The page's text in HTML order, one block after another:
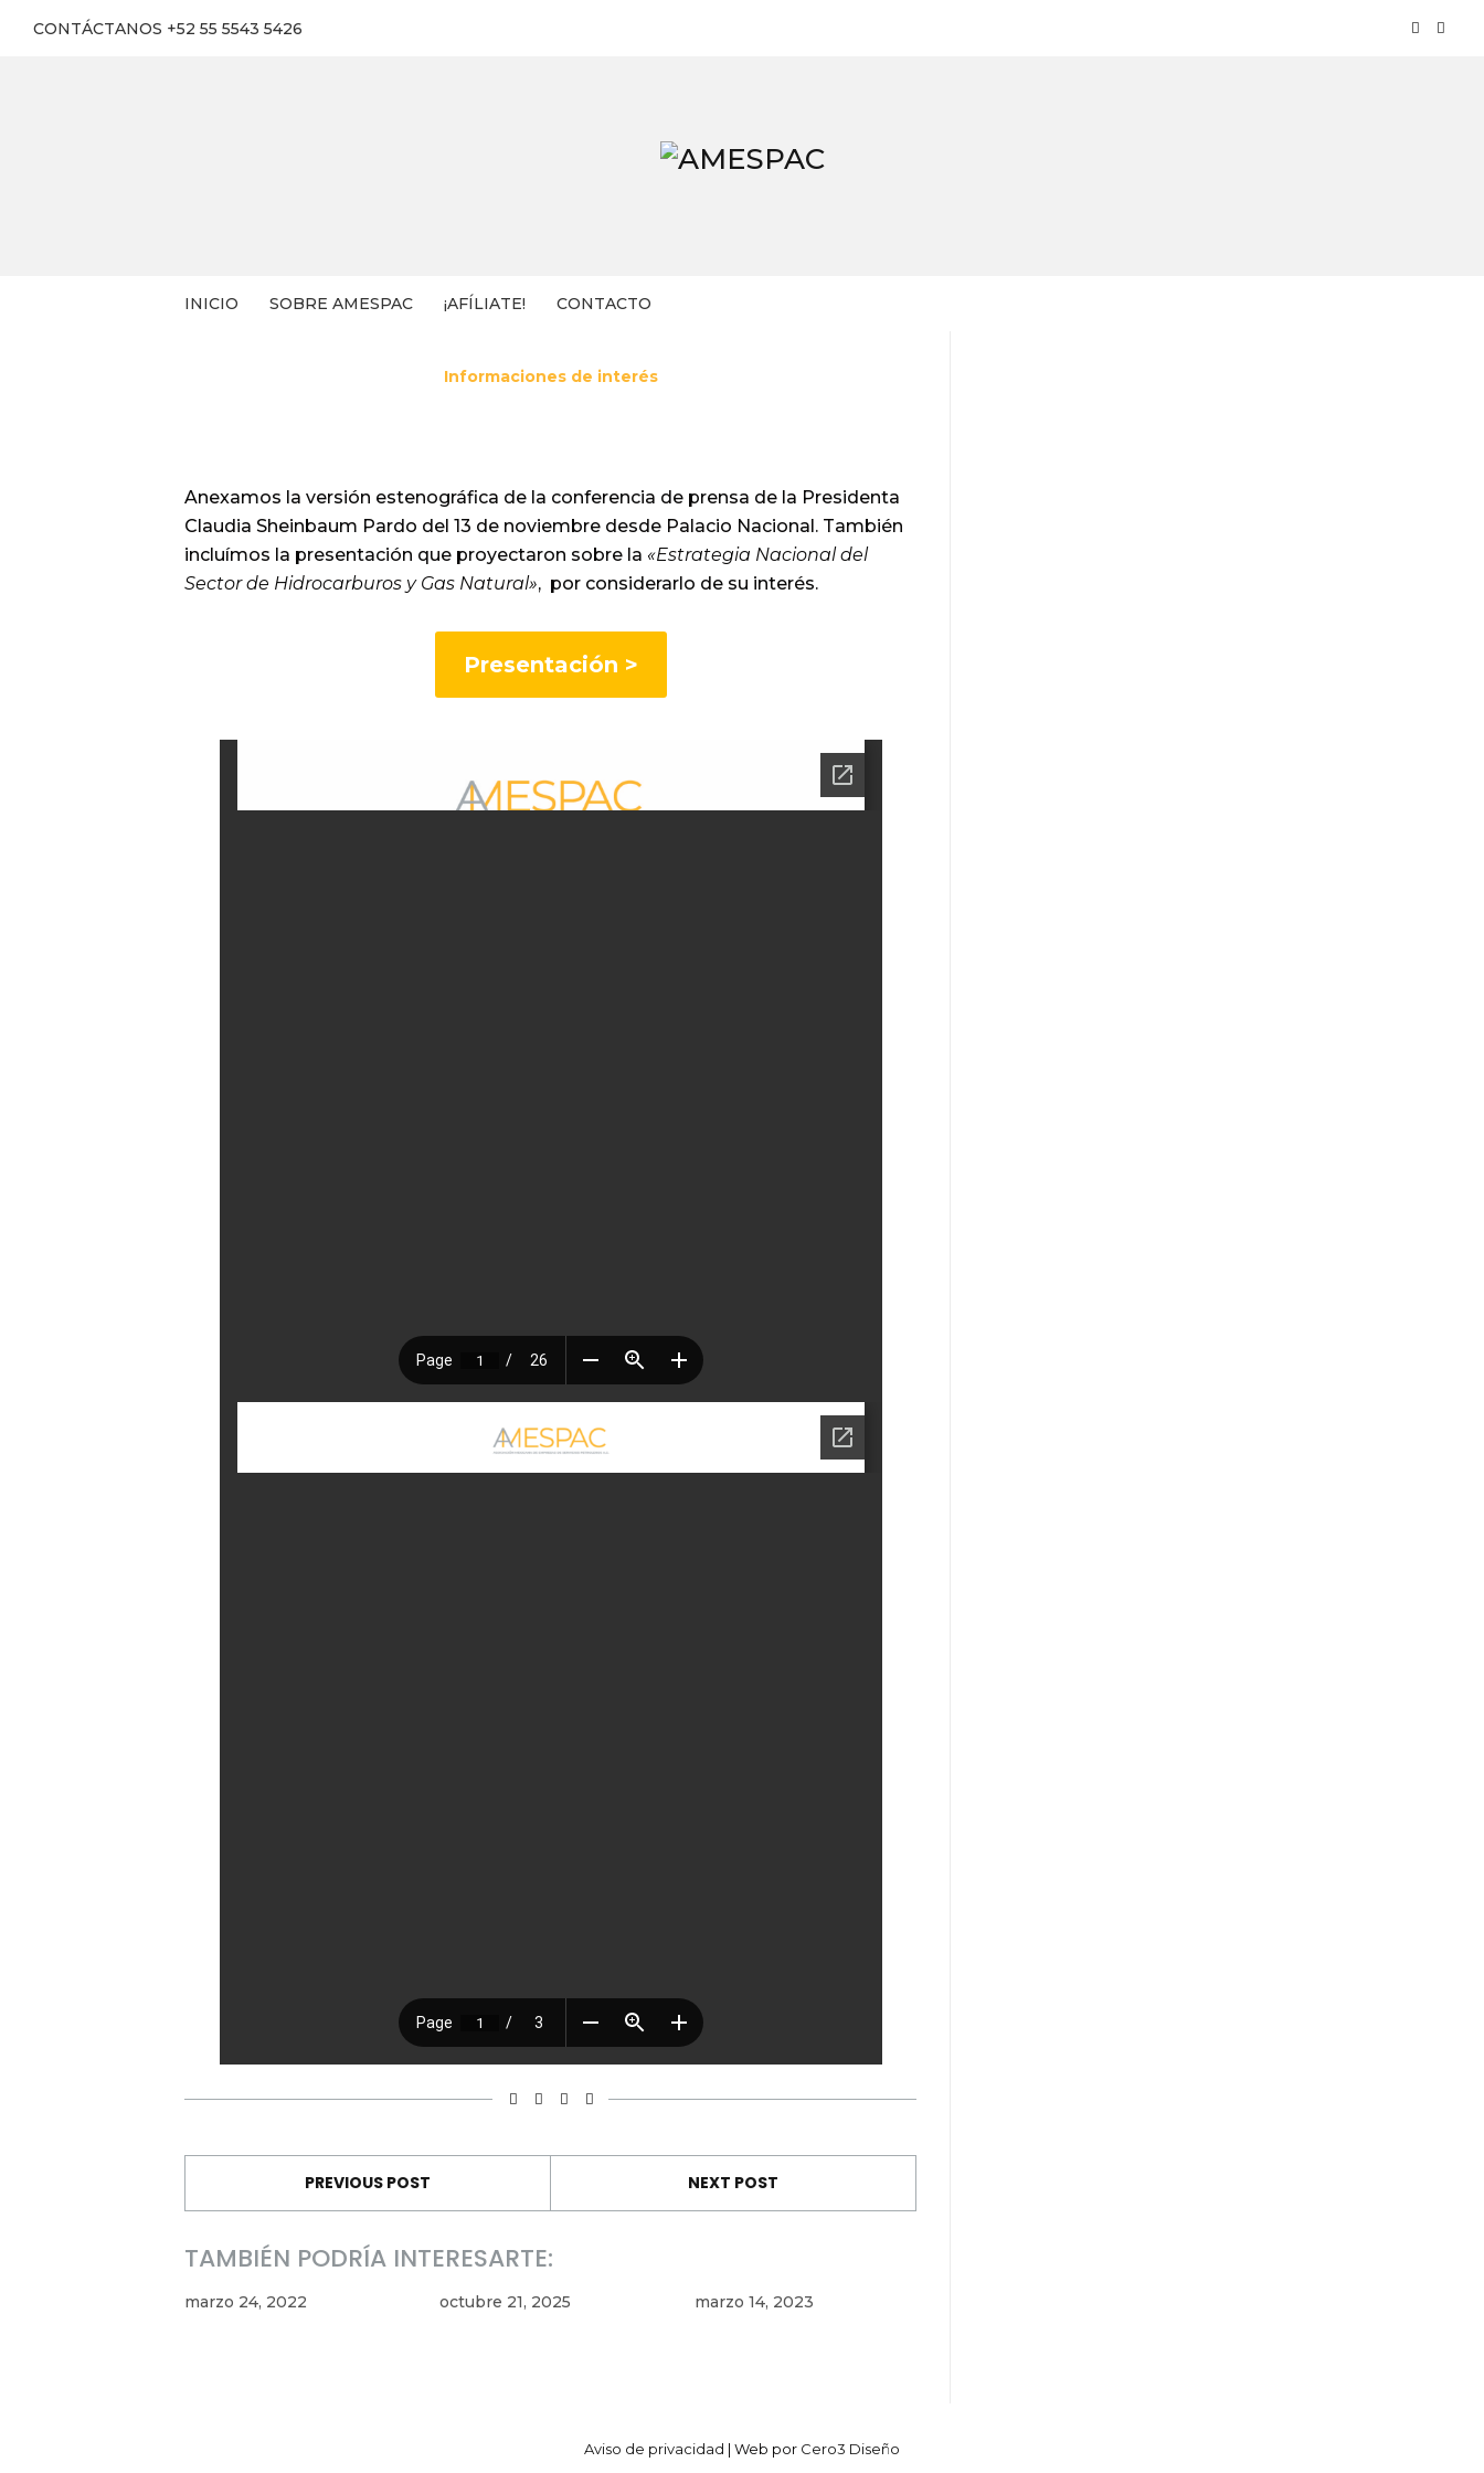
CONTÁCTANOS +52 55 5543 5426
INICIO SOBRE AMESPAC ¡AFÍLIATE! CONTACTO
Informaciones de interés
Anexamos la versión estenográfica de la conferencia de prensa de la Presidenta
Claudia Sheinbaum Pardo del 13 de noviembre desde Palacio Nacional. También
incluímos la presentación que proyectaron sobre la «Estrategia Nacional del
Sector de Hidrocarburos y Gas Natural», por considerarlo de su interés.
Presentación >
PREVIOUS POST NEXT POST
TAMBIÉN PODRÍA INTERESARTE:
marzo 24, 2022 octubre 21, 2025 marzo 14, 2023
Aviso de privacidad | Web por Cero3 Diseño